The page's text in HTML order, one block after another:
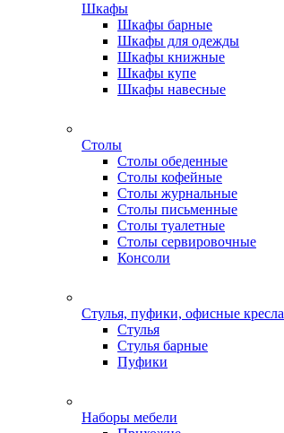
Шкафы
Шкафы барные
Шкафы для одежды
Шкафы книжные
Шкафы купе
Шкафы навесные
Столы
Столы обеденные
Столы кофейные
Столы журнальные
Столы письменные
Столы туалетные
Столы сервировочные
Консоли
Стулья, пуфики, офисные кресла
Стулья
Стулья барные
Пуфики
Наборы мебели